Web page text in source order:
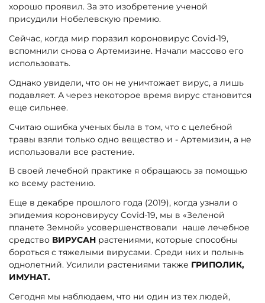
хорошо проявил. За это изобретение ученой
присудили Нобелевскую премию.
Сейчас, когда мир поразил короновирус Covid-19,
вспомнили снова о Артемизине. Начали массово его
использовать.
Однако увидели, что он не уничтожает вирус, а лишь
подавляет. А через некоторое время вирус становится
еще сильнее.
Считаю ошибка ученых была в том, что с целебной
травы взяли только одно вещество и - Артемизин, а не
использовали все растение.
В своей лечебной практике я обращаюсь за помощью
ко всему растению.
Еще в декабре прошлого года (2019), когда узнали о
эпидемия короновирусу Covid-19, мы в «Зеленой
планете Земной» усовершенствовали наше лечебное
средство ВИРУСАН растениями, которые способны
бороться с тяжелыми вирусами. Среди них и полынь
однолетний. Усилили растениями также ГРИПОЛИК,
ИМУНАТ.
Сегодня мы наблюдаем, что ни один из тех людей,